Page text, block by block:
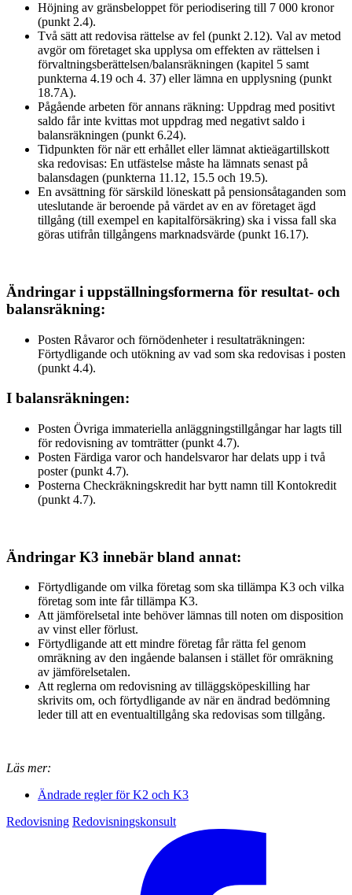
Höjning av gränsbeloppet för periodisering till 7 000 kronor
(punkt 2.4).
Två sätt att redovisa rättelse av fel (punkt 2.12). Val av metod
avgör om företaget ska upplysa om effekten av rättelsen i
förvaltningsberättelsen/balansräkningen (kapitel 5 samt
punkterna 4.19 och 4. 37) eller lämna en upplysning (punkt
18.7A).
Pågående arbeten för annans räkning: Uppdrag med positivt
saldo får inte kvittas mot uppdrag med negativt saldo i
balansräkningen (punkt 6.24).
Tidpunkten för när ett erhållet eller lämnat aktieägartillskott
ska redovisas: En utfästelse måste ha lämnats senast på
balansdagen (punkterna 11.12, 15.5 och 19.5).
En avsättning för särskild löneskatt på pensionsåtaganden som
uteslutande är beroende på värdet av en av företaget ägd
tillgång (till exempel en kapitalförsäkring) ska i vissa fall ska
göras utifrån tillgångens marknadsvärde (punkt 16.17).
Ändringar i uppställningsformerna för resultat- och
balansräkning:
Posten Råvaror och förnödenheter i resultaträkningen:
Förtydligande och utökning av vad som ska redovisas i posten
(punkt 4.4).
I balansräkningen:
Posten Övriga immateriella anläggningstillgångar har lagts till
för redovisning av tomträtter (punkt 4.7).
Posten Färdiga varor och handelsvaror har delats upp i två
poster (punkt 4.7).
Posterna Checkräkningskredit har bytt namn till Kontokredit
(punkt 4.7).
Ändringar K3 innebär bland annat:
Förtydligande om vilka företag som ska tillämpa K3 och vilka
företag som inte får tillämpa K3.
Att jämförelsetal inte behöver lämnas till noten om disposition
av vinst eller förlust.
Förtydligande att ett mindre företag får rätta fel genom
omräkning av den ingående balansen i stället för omräkning
av jämförelsetalen.
Att reglerna om redovisning av tilläggsköpeskilling har
skrivits om, och förtydligande av när en ändrad bedömning
leder till att en eventualtillgång ska redovisas som tillgång.
Läs mer:
Ändrade regler för K2 och K3
Redovisning Redovisningskonsult